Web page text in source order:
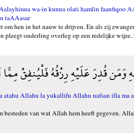
wa-in kunna olati hamlin faanfiqoo
taAAasar
hen in het nauw te drijven. En als zij
pleegt onderling overleg op een redelijke
قُدِرَ عَلَيْهِ رِزْقُهُ فَلْيُنفِقْ مِمَّا
Allahu la yukallifu Allahu nafsan illa ma
van wat Allah hem heeft gegeven.